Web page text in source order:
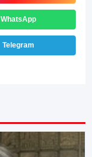
WhatsApp
Telegram